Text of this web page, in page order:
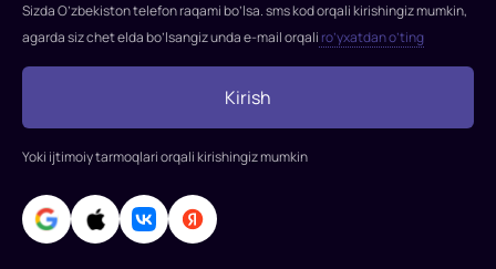
Redmeyn,
Felisiti
Jons,
Patel,
Tom
Vinsent
Peres
Sizda O’zbekiston telefon raqami bo’lsa. sms kod orqali kirishingiz mumkin,
agarda siz chet elda bo’lsangiz unda e-mail orqali ro’yxatdan o’ting
Kirish
Yoki ijtimoiy tarmoqlari orqali kirishingiz mumkin